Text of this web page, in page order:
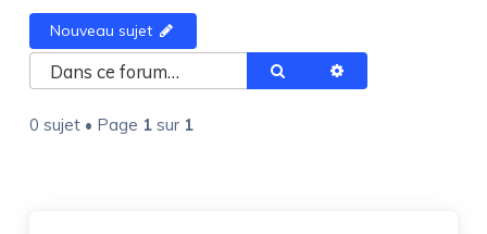
Nouveau sujet
Rechercher
0 sujet • Page 1 sur 1